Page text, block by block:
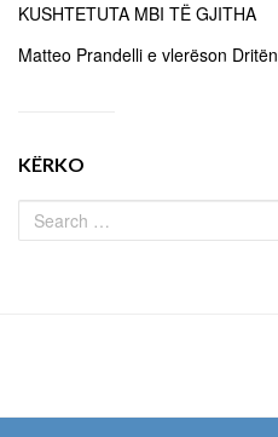
KUSHTETUTA MBI TË GJITHA
Matteo Prandelli e vlerëson Dritën
KËRKO